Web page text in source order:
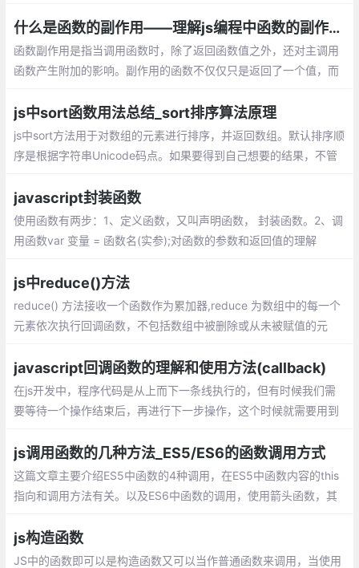
什么是函数的副作用——理解js编程中函数的副作用
函数副作用是指当调用函数时，除了返回函
数值之外，还对主调用函数产生附加的影
值，而且还做了其他的事情
js中sort函数用法总结_sort排序算法原理
js中sort方法用于对数组的元素进行排序，并返回数组。默认排序顺
序是根据字符串Unicode码点。如果要得到自己想要的结果，不管
小，然后返回一个用于说明这两个值的相对顺序的数字
javascript封装函数
使用函数有两步：1、定义函数，又叫声明函数， 封装函数。2、调
用函数var 变量 = 函数名(实参);对函数的参数和返回值的理解
js中reduce()方法
reduce() 方法接收一个函数作为累加器,reduce 为数组中的每一个
元素依次执行回调函数，不包括数组中被删除或从未被赋值的元
值，当前索引，原数组。
javascript回调函数的理解和使用方法(callback)
在js开发中，程序代码是从上而下一条线执行的，但有时候我们需
要等待一个操作结束后，再进行下一步操作，这个时候就需要用到
()构造函数创建的Function对象。
js调用函数的几种方法_ES5/ES6的函数调用方式
这篇文章主要介绍ES5中函数的4种调用，在ES5中函数内容的this
指向和调用方法有关。以及ES6中函数的调用，使用箭头函数，其
js构造函数
JS中的函数即可以是构造函数又可以当作普通函数来调用，当使用